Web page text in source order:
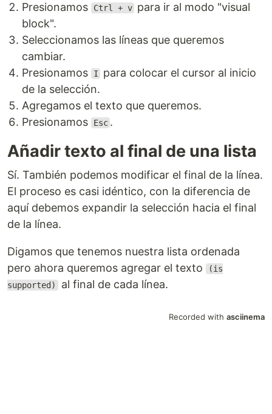
Presionamos
Ctrl + v para ir al modo "visual
block".
Seleccionamos las líneas que queremos
cambiar.
Presionamos
I
para colocar el cursor al inicio
de la selección.
Agregamos el texto que queremos.
Presionamos
Esc .
Añadir texto al final de una lista
Sí. También podemos modificar el final de la línea.
El proceso es casi idéntico, con la diferencia de
aquí debemos expandir la selección hacia el final
de la línea.
Digamos que tenemos nuestra lista ordenada
pero ahora queremos agregar el texto
(is
supported) al final de cada línea.